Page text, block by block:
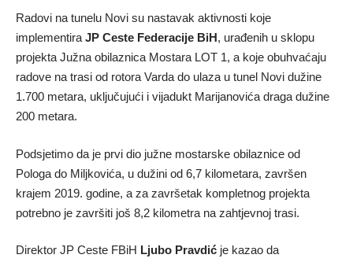
Radovi na tunelu Novi su nastavak aktivnosti koje
implementira JP Ceste Federacije BiH, urađenih u sklopu
projekta Južna obilaznica Mostara LOT 1, a koje obuhvaćaju
radove na trasi od rotora Varda do ulaza u tunel Novi dužine
1.700 metara, uključujući i vijadukt Marijanovića draga dužine
200 metara.
Podsjetimo da je prvi dio južne mostarske obilaznice od
Pologa do Miljkovića, u dužini od 6,7 kilometara, završen
krajem 2019. godine, a za završetak kompletnog projekta
potrebno je završiti još 8,2 kilometra na zahtjevnoj trasi.
Direktor JP Ceste FBiH Ljubo Pravdić je kazao da